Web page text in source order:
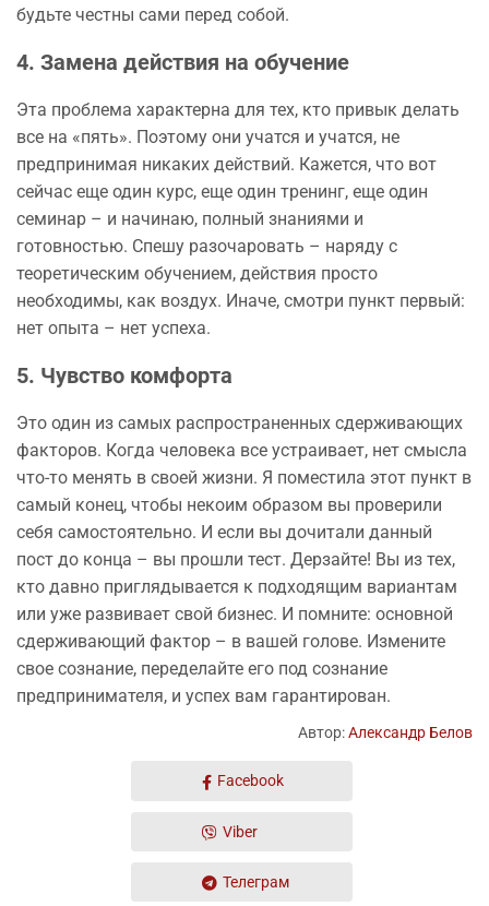
будьте честны сами перед собой.
4. Замена действия на обучение
Эта проблема характерна для тех, кто привык делать
все на «пять». Поэтому они учатся и учатся, не
предпринимая никаких действий. Кажется, что вот
сейчас еще один курс, еще один тренинг, еще один
семинар – и начинаю, полный знаниями и
готовностью. Спешу разочаровать – наряду с
теоретическим обучением, действия просто
необходимы, как воздух. Иначе, смотри пункт первый:
нет опыта – нет успеха.
5. Чувство комфорта
Это один из самых распространенных сдерживающих
факторов. Когда человека все устраивает, нет смысла
что-то менять в своей жизни. Я поместила этот пункт в
самый конец, чтобы некоим образом вы проверили
себя самостоятельно. И если вы дочитали данный
пост до конца – вы прошли тест. Дерзайте! Вы из тех,
кто давно приглядывается к подходящим вариантам
или уже развивает свой бизнес. И помните: основной
сдерживающий фактор – в вашей голове. Измените
свое сознание, переделайте его под сознание
предпринимателя, и успех вам гарантирован.
Автор:Александр Белов
Facebook
Viber
Телеграм